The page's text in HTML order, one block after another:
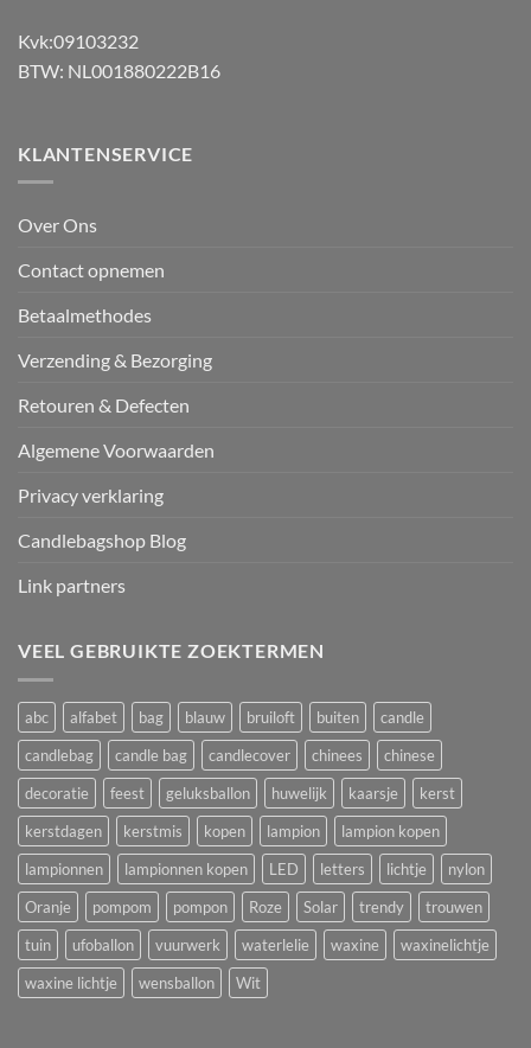
Kvk:09103232
BTW: NL001880222B16
KLANTENSERVICE
Over Ons
Contact opnemen
Betaalmethodes
Verzending & Bezorging
Retouren & Defecten
Algemene Voorwaarden
Privacy verklaring
Candlebagshop Blog
Link partners
VEEL GEBRUIKTE ZOEKTERMEN
abc alfabet bag blauw bruiloft buiten
candle
candlebag
candle bag candlecover chinees
chinese
decoratie
feest geluksballon huwelijk kaarsje
kerst
kerstdagen
kerstmis kopen lampion
lampion kopen
lampionnen
lampionnen kopen LED letters lichtje
nylon
Oranje
pompom pompon Roze Solar trendy
trouwen
tuin
ufoballon vuurwerk waterlelie waxine
waxinelichtje
waxine lichtje
wensballon Wit